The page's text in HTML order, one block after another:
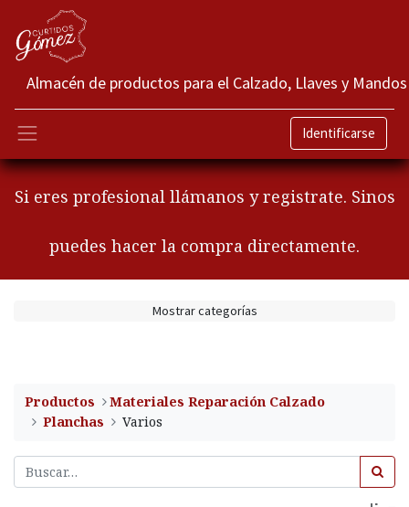
Almacén de productos para el Calzado, Llaves y Mandos
Identificarse
Si eres profesional llámanos y registrate. Sinos
puedes hacer la compra directamente.
Mostrar categorías
Productos
​Materiales Reparación Calzado
Planchas
Varios